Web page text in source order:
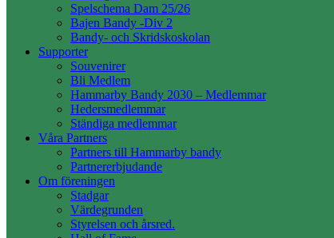
Spelschema Dam 25/26
Bajen Bandy -Div 2
Bandy- och Skridskoskolan
Supporter
Souvenirer
Bli Medlem
Hammarby Bandy 2030 – Medlemmar
Hedersmedlemmar
Ständiga medlemmar
Våra Partners
Partners till Hammarby bandy
Partnererbjudande
Om föreningen
Stadgar
Värdegrunden
Styrelsen och årsred.